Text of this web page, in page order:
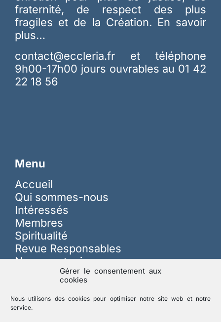
Gérer le consentement aux
cookies
Nous utilisons des cookies pour optimiser notre site web et notre
service.
fraternité, de respect des plus
fragiles et de la Création. En savoir
plus…
contact@eccleria.fr et téléphone
9h00-17h00 jours ouvrables au 01 42
22 18 56
Menu
Accueil
Qui sommes-nous
Intéressés
Membres
Spiritualité
Revue Responsables
Nous soutenir